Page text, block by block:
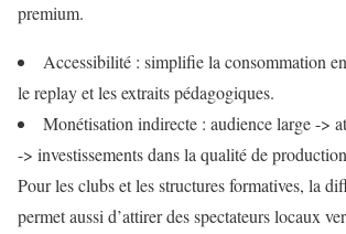
premium.
Accessibilité : simplifie la consommation
le replay et les extraits pédagogiques.
Monétisation indirecte : audience large ->
-> investissements dans la qualité de
Pour les clubs et les structures formatives, la
permet aussi d’attirer des spectateurs locaux